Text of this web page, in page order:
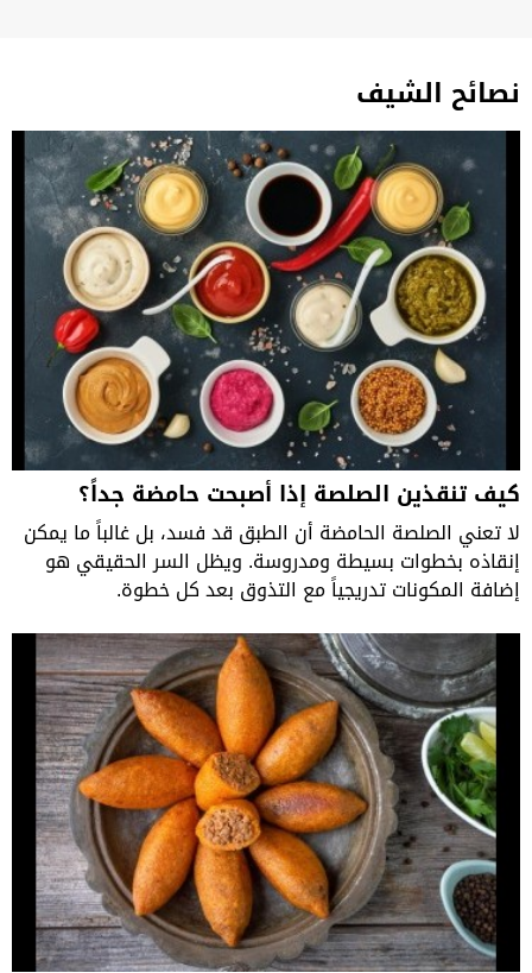
نصائح الشيف
كيف تنقذين الصلصة إذا أصبحت حامضة جداً؟
لا تعني الصلصة الحامضة أن الطبق قد فسد، بل غالباً ما يمكن
إنقاذه بخطوات بسيطة ومدروسة. ويظل السر الحقيقي هو
إضافة المكونات تدريجياً مع التذوق بعد كل خطوة.